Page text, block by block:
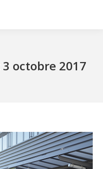
3 octobre 2017